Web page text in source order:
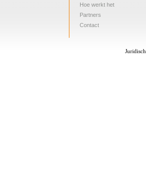
Hoe werkt het
Partners
Contact
Juridisch